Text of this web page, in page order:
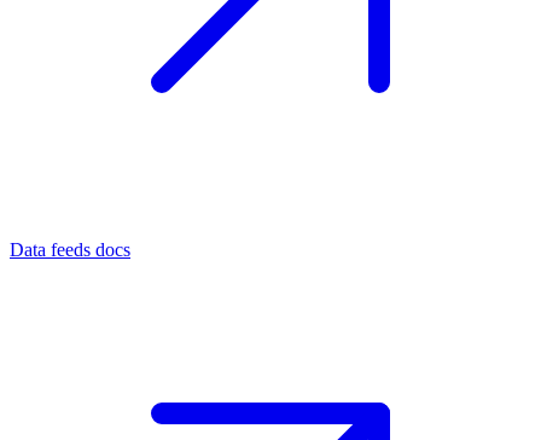
Data feeds docs